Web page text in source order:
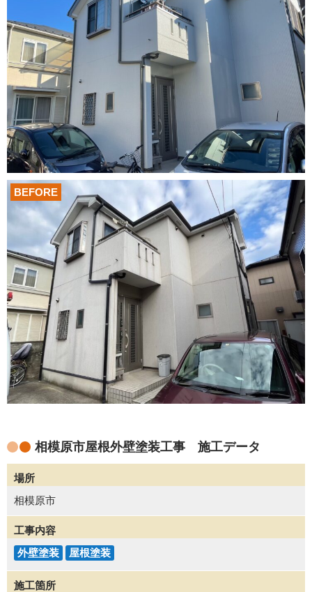
BEFORE
相模原市屋根外壁塗装工事 施工データ
場所
相模原市
工事内容
外壁塗装
屋根塗装
施工箇所